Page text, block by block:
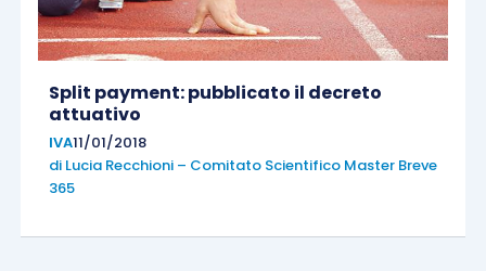
Split payment: pubblicato il decreto
attuativo
IVA11/01/2018
di Lucia Recchioni – Comitato Scientifico Master Breve
365